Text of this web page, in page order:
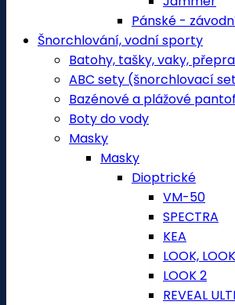
Pánské -
Šnorchlování, vodní sporty
Batohy, tašky, vaky,
ABC sety (šnorchlovací
Bazénové a plážové
Boty do vody
Masky
Masky
Dioptrické
VM-50
SPECTRA
KEA
LOOK,
LOOK 2
REVEAL